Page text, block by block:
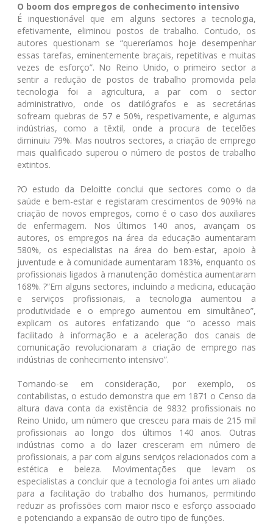
O boom dos empregos de conhecimento intensivo
É inquestionável que em alguns sectores a tecnologia,
efetivamente, eliminou postos de trabalho. Contudo, os
autores questionam se “quereríamos hoje desempenhar
essas tarefas, eminentemente braçais, repetitivas e muitas
vezes de esforço”. No Reino Unido, o primeiro sector a
sentir a redução de postos de trabalho promovida pela
tecnologia foi a agricultura, a par com o sector
administrativo, onde os datilógrafos e as secretárias
sofream quebras de 57 e 50%, respetivamente, e algumas
indústrias, como a têxtil, onde a procura de tecelões
diminuiu 79%. Mas noutros sectores, a criação de emprego
mais qualificado superou o número de postos de trabalho
extintos.
?O estudo da Deloitte conclui que sectores como o da
saúde e bem-estar e registaram crescimentos de 909% na
criação de novos empregos, como é o caso dos auxiliares
de enfermagem. Nos últimos 140 anos, avançam os
autores, os empregos na área da educação aumentaram
580%, os especialistas na área do bem-estar, apoio à
juventude e à comunidade aumentaram 183%, enquanto os
profissionais ligados à manutenção doméstica aumentaram
168%. ?“Em alguns sectores, incluindo a medicina, educação
e serviços profissionais, a tecnologia aumentou a
produtividade e o emprego aumentou em simultâneo”,
explicam os autores enfatizando que “o acesso mais
facilitado à informação e a aceleração dos canais de
comunicação revolucionaram a criação de emprego nas
indústrias de conhecimento intensivo”.
Tomando-se em consideração, por exemplo, os
contabilistas, o estudo demonstra que em 1871 o Censo da
altura dava conta da existência de 9832 profissionais no
Reino Unido, um número que cresceu para mais de 215 mil
profissionais ao longo dos últimos 140 anos. Outras
indústrias como a do lazer cresceram em número de
profissionais, a par com alguns serviços relacionados com a
estética e beleza. Movimentações que levam os
especialistas a concluir que a tecnologia foi antes um aliado
para a facilitação do trabalho dos humanos, permitindo
reduzir as profissões com maior risco e esforço associado
e potenciando a expansão de outro tipo de funções.